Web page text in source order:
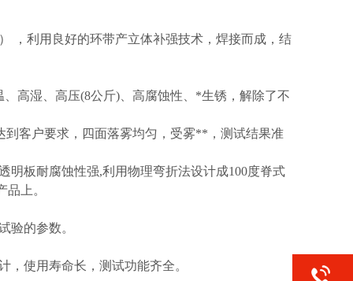
，利用良好的环带产立体补强技术，焊接而成，结
高湿、高压(8公斤)、高腐蚀性、*生锈，解除了不
到客户要求，四面落雾均匀，受雾**，测试结果准
明板耐腐蚀性强,利用物理弯折法设计成100度脊式
上。
验的参数。
，使用寿命长，测试功能齐全。